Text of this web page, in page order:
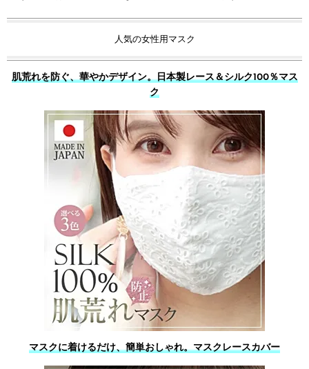
人気の女性用マスク
肌荒れを防ぐ、華やかデザイン。日本製レース＆シルク100％マス
ク
マスクに着けるだけ、簡単おしゃれ。マスクレースカバー